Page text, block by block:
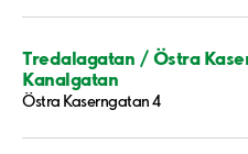
Tredalagatan / Östra
Kanalgatan
Östra Kaserngatan 4